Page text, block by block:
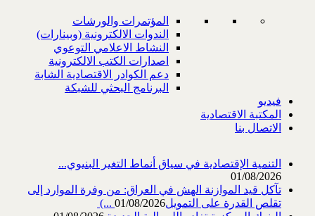
المؤتمرات والورشات
الندوات الالكترونية (وبينارات)
النشاط الاعلامي التوعوي
اصدارات الكتب الالكترونية
دعم الكوادر الاقتصادية الشابة
البرنامج البحثي للشبكة
فيديو
المكتبة الاقتصادية
الاتصال بنا
التنمية الإقتصادية في سياق أنماط التغير البنيوي...
01/08/2026
تآكل قيد الموازنة الهش في العراق: من وفرة الموارد إلى
تقلص القدرة على التمويل‎ (...01/08/2026